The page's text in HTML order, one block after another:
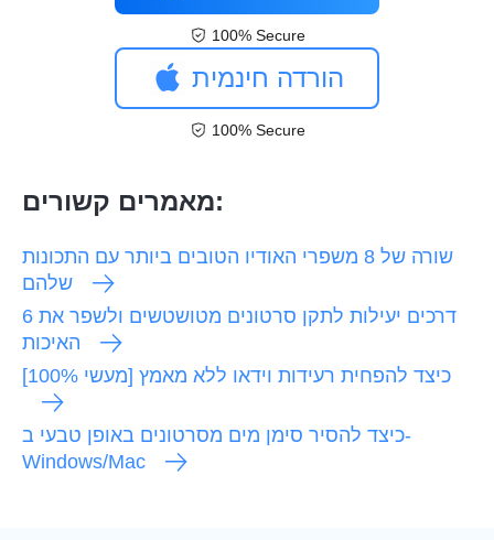
100% Secure
הורדה חינמית
100% Secure
מאמרים קשורים:
שורה של 8 משפרי האודיו הטובים ביותר עם התכונות
שלהם
6 דרכים יעילות לתקן סרטונים מטושטשים ולשפר את
האיכות
[100% מעשי] כיצד להפחית רעידות וידאו ללא מאמץ
כיצד להסיר סימן מים מסרטונים באופן טבעי ב-
Windows/Mac